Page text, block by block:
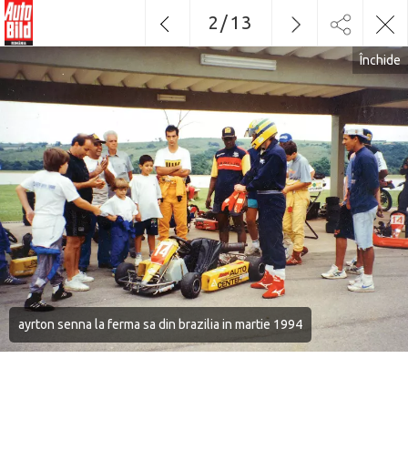
ayrton senna la ferma sa din brazilia in martie 1994
Închide
2 /13